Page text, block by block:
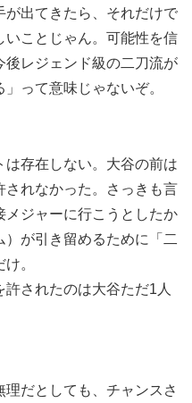
が出てきたら、それだけで
いことじゃん。可能性を信
後レジェンド級の二刀流が
って意味じゃないぞ。
は存在しない。大谷の前は
されなかった。さっきも言
メジャーに行こうとしたか
が引き留めるために「二
。
されたのは大谷ただ1人
理だとしても、チャンスさ